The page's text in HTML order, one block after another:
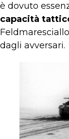
è dovuto
capacità
dagli avversari.